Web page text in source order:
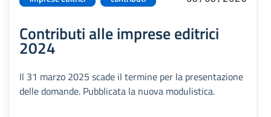
Contributi alle imprese editrici
2024
Il 31 marzo 2025 scade il termine per la presentazione
delle domande. Pubblicata la nuova modulistica.